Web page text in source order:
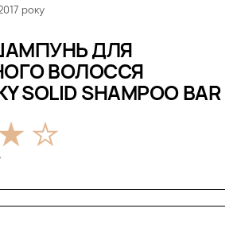
ДЛЯ
ВОЛОССЯ
SOLID SHAMPOO BAR
року